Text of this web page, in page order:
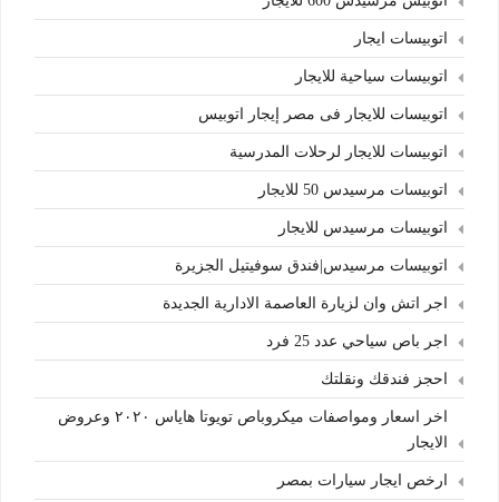
اتوبيسات ايجار
اتوبيسات سياحية للايجار
اتوبيسات للايجار فى مصر إيجار اتوبيس
اتوبيسات للايجار لرحلات المدرسية
اتوبيسات مرسيدس 50 للايجار
اتوبيسات مرسيدس للايجار
اتوبيسات مرسيدس|فندق سوفيتيل الجزيرة
اجر اتش وان لزيارة العاصمة الادارية الجديدة
اجر باص سياحي عدد 25 فرد
احجز فندقك ونقلتك
اخر اسعار ومواصفات ميكروباص تويوتا هاياس ٢٠٢٠ وعروض
الايجار
ارخص ايجار سيارات بمصر